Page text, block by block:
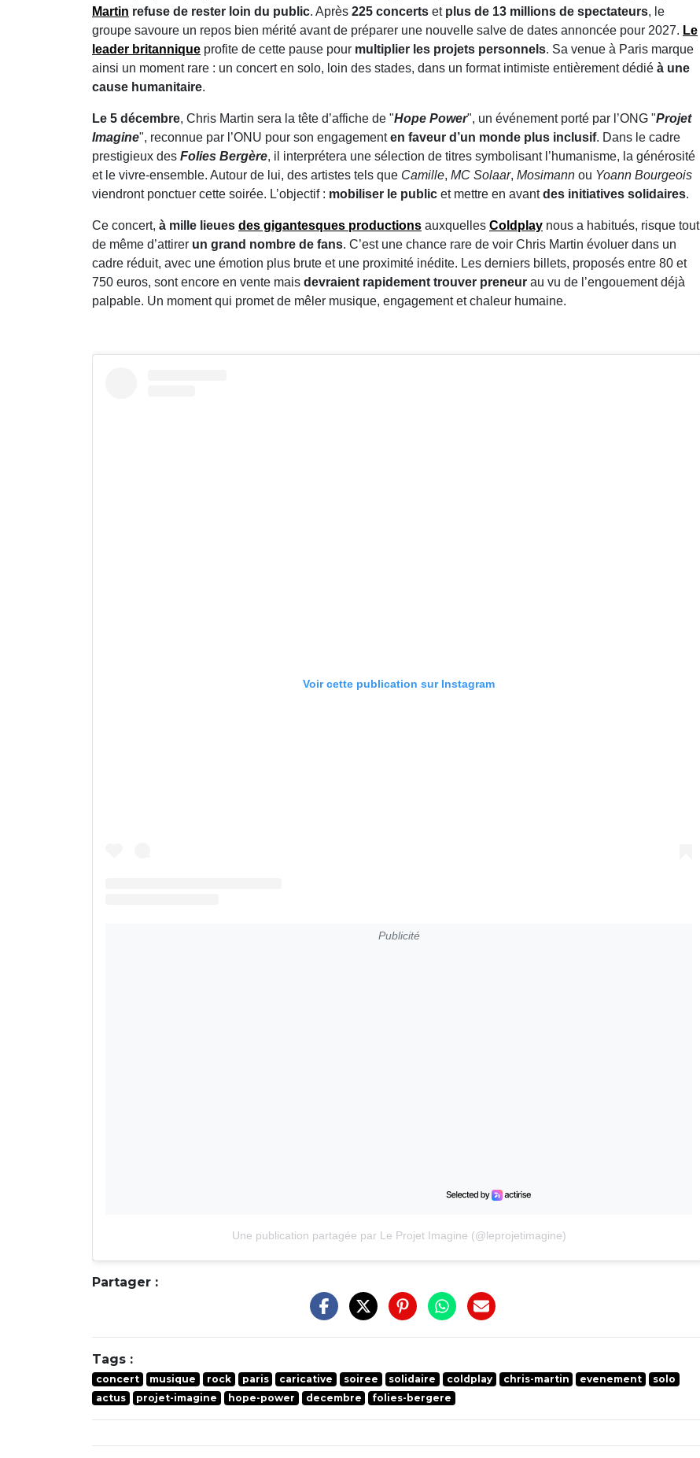
Martin refuse de rester loin du public. Après 225 concerts et plus de 13 millions de spectateurs, le
groupe savoure un repos bien mérité avant de préparer une nouvelle salve de dates annoncée pour 2027. Le
leader britannique profite de cette pause pour multiplier les projets personnels. Sa venue à Paris marque
ainsi un moment rare : un concert en solo, loin des stades, dans un format intimiste entièrement dédié à une
cause humanitaire.
Le 5 décembre, Chris Martin sera la tête d’affiche de "Hope Power", un événement porté par l’ONG "Projet
Imagine", reconnue par l’ONU pour son engagementen faveur d’un monde plus inclusif. Dans le cadre
prestigieux des Folies Bergère, il interprétera une sélection de titres symbolisant l’humanisme, la générosité
et le vivre-ensemble. Autour de lui, des artistes tels que Camille, MC Solaar, Mosimann ou Yoann Bourgeois
viendront ponctuer cette soirée. L’objectif : mobiliser le public et mettre en avantdes initiatives solidaires.
Ce concert, à mille lieues des gigantesques productions auxquelles Coldplay nous a habitués, risque tout
de même d’attirer un grand nombre de fans. C’est une chance rare de voir Chris Martin évoluer dans un
cadre réduit, avec une émotion plus brute et une proximité inédite. Les derniers billets, proposés entre 80 et
750 euros, sont encore en vente mais devraient rapidement trouver preneur au vu de l’engouement déjà
palpable. Un moment qui promet de mêler musique, engagement et chaleur humaine.
Voir cette publication sur Instagram
Publicité
Une publication partagée par Le Projet Imagine (@leprojetimagine)
Partager :
Tags :
concert musique rock paris caricative soiree solidaire coldplay chris-martin evenement
solo
actus
projet-imagine hope-power decembre folies-bergere